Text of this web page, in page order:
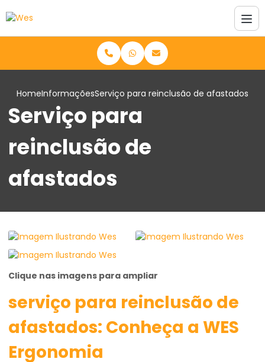
HomeInformaçõesServiço para reinclusão de afastados
Serviço para
reinclusão de
afastados
Clique nas imagens para ampliar
serviço para reinclusão de
afastados: Conheça a WES
Ergonomia